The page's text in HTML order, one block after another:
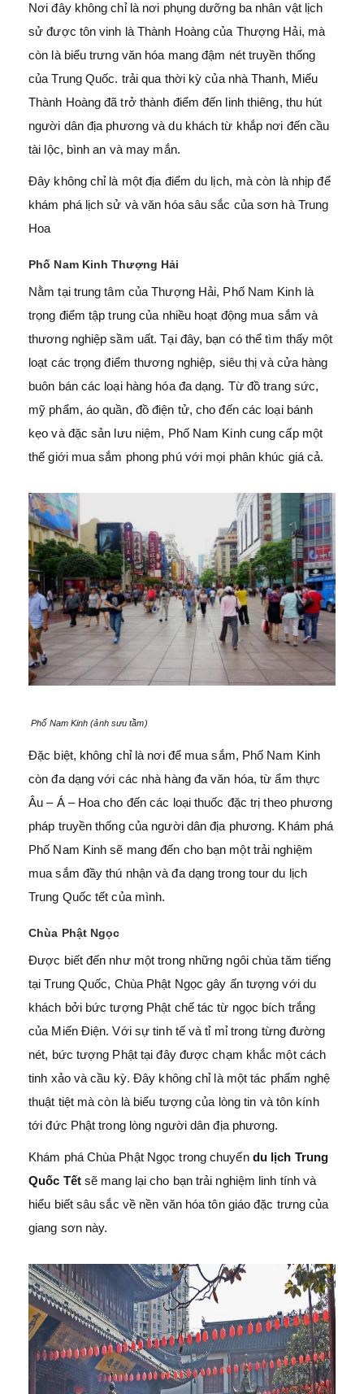
Nơi đây không chỉ là nơi phụng dưỡng ba nhân vật lịch
sử được tôn vinh là Thành Hoàng của Thượng Hải, mà
còn là biểu trưng văn hóa mang đậm nét truyền thống
của Trung Quốc. trải qua thời kỳ của nhà Thanh, Miếu
Thành Hoàng đã trở thành điểm đến linh thiêng, thu hút
người dân địa phương và du khách từ khắp nơi đến cầu
tài lộc, bình an và may mắn.
Đây không chỉ là một địa điểm du lịch, mà còn là nhịp để
khám phá lịch sử và văn hóa sâu sắc của sơn hà Trung
Hoa
Phố Nam Kinh Thượng Hải
Nằm tại trung tâm của Thượng Hải, Phố Nam Kinh là
trọng điểm tập trung của nhiều hoạt động mua sắm và
thương nghiệp sầm uất. Tại đây, bạn có thể tìm thấy một
loạt các trọng điểm thương nghiệp, siêu thị và cửa hàng
buôn bán các loại hàng hóa đa dạng. Từ đồ trang sức,
mỹ phẩm, áo quần, đồ điện tử, cho đến các loại bánh
kẹo và đặc sản lưu niệm, Phố Nam Kinh cung cấp một
thế giới mua sắm phong phú với mọi phân khúc giá cả.
Phố Nam Kinh (ảnh sưu tầm)
Đặc biệt, không chỉ là nơi để mua sắm, Phố Nam Kinh
còn đa dạng với các nhà hàng đa văn hóa, từ ẩm thực
Âu – Á – Hoa cho đến các loại thuốc đặc trị theo phương
pháp truyền thống của người dân địa phương. Khám phá
Phố Nam Kinh sẽ mang đến cho bạn một trải nghiệm
mua sắm đầy thú nhận và đa dạng trong tour du lịch
Trung Quốc tết của mình.
Chùa Phật Ngọc
Được biết đến như một trong những ngôi chùa tăm tiếng
tại Trung Quốc, Chùa Phật Ngọc gây ấn tượng với du
khách bởi bức tượng Phật chế tác từ ngọc bích trắng
của Miến Điện. Với sự tinh tế và tỉ mỉ trong từng đường
nét, bức tượng Phật tại đây được chạm khắc một cách
tinh xảo và cầu kỳ. Đây không chỉ là một tác phẩm nghệ
thuật tiệt mà còn là biểu tượng của lòng tin và tôn kính
tới đức Phật trong lòng người dân địa phương.
Khám phá Chùa Phật Ngọc trong chuyến du lịch Trung
Quốc Tết sẽ mang lại cho bạn trải nghiệm linh tính và
hiểu biết sâu sắc về nền văn hóa tôn giáo đặc trưng của
giang sơn này.